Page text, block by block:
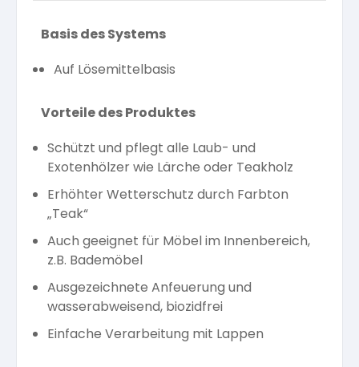
Basis des Systems
Auf Lösemittelbasis
Vorteile des Produktes
Schützt und pflegt alle Laub- und
Exotenhölzer wie Lärche oder Teakholz
Erhöhter Wetterschutz durch Farbton
„Teak“
Auch geeignet für Möbel im Innenbereich,
z.B. Bademöbel
Ausgezeichnete Anfeuerung und
wasserabweisend, biozidfrei
Einfache Verarbeitung mit Lappen